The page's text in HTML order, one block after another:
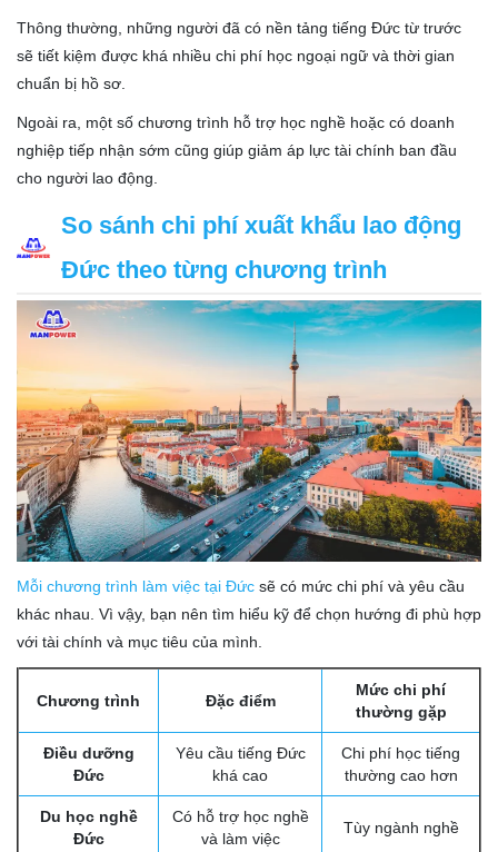
Thông thường, những người đã có nền tảng tiếng Đức từ trước
sẽ tiết kiệm được khá nhiều chi phí học ngoại ngữ và thời gian
chuẩn bị hồ sơ.
Ngoài ra, một số chương trình hỗ trợ học nghề hoặc có doanh
nghiệp tiếp nhận sớm cũng giúp giảm áp lực tài chính ban đầu
cho người lao động.
So sánh chi phí xuất khẩu lao động
Đức theo từng chương trình
Mỗi chương trình làm việc tại Đức sẽ có mức chi phí và yêu cầu
khác nhau. Vì vậy, bạn nên tìm hiểu kỹ để chọn hướng đi phù hợp
với tài chính và mục tiêu của mình.
Chương trình Đặc điểm
Mức chi phí
thường gặp
Điều dưỡng
Đức
Yêu cầu tiếng Đức
khá cao
Chi phí học tiếng
thường cao hơn
Du học nghề
Đức
Có hỗ trợ học nghề
và làm việc
Tùy ngành nghề